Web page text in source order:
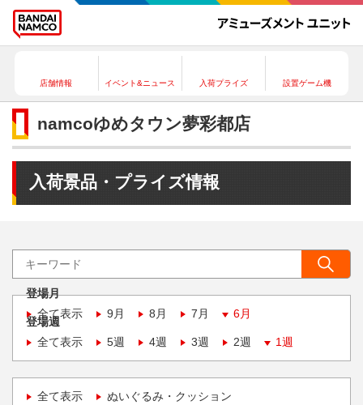
店舗情報 イベント&ニュース 入荷プライズ 設置ゲーム機
namcoゆめタウン夢彩都店
入荷景品・プライズ情報
登場月
全て表示
9月 8月 7月 6月
登場週
全て表示
5週 4週 3週 2週 1週
全て表示 ぬいぐるみ・クッション